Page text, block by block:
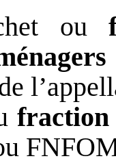
ou
fraction